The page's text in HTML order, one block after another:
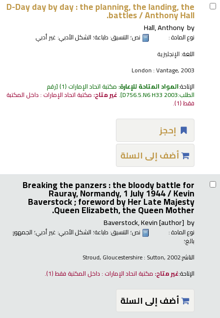
D-Day day by day : the planning, the landing, the
battles /Anthony Hall.
by
Hall, Anthony
نوع المادة : نص؛ التنسيق: طباعة؛ الشكل الأدبي: غير أدبي
اللغة: الإنجليزية
London : Vantage, 2003
الإتاحة:المواد المتاحة للإعارة: مكتبة اتحاد الإمارات (1) رقم
الطلب:D756.5.N6 H33 2003
.غير متاح: مكتبة اتحاد الإمارات : داخل المكتبة
فقط(1).
إحجز
أضف إلى السلة
Breaking the panzers : the bloody battle for
Rauray, Normandy, 1 July 1944 /Kevin
Baverstock ; foreword by Her Late Majesty
Queen Elizabeth, the Queen Mother.
by
Baverstock, Kevin[author]
نوع المادة : نص؛ التنسيق: طباعة؛ الشكل الأدبي: غير أدبي؛ الجمهور:
بالغ؛
الناشر:Stroud, Gloucestershire : Sutton, 2002
الإتاحة:غير متاح: مكتبة اتحاد الإمارات : داخل المكتبة فقط(1).
أضف إلى السلة